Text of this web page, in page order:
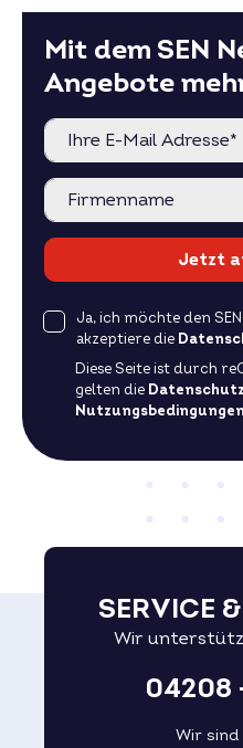
Mit dem SEN
Angebote
Jetzt
Ja, ich möchte den
akzeptiere die
Diese Seite ist durch
gelten die
Nutzungsbedingungen
SERVICE
Wir
04208
Wir sind